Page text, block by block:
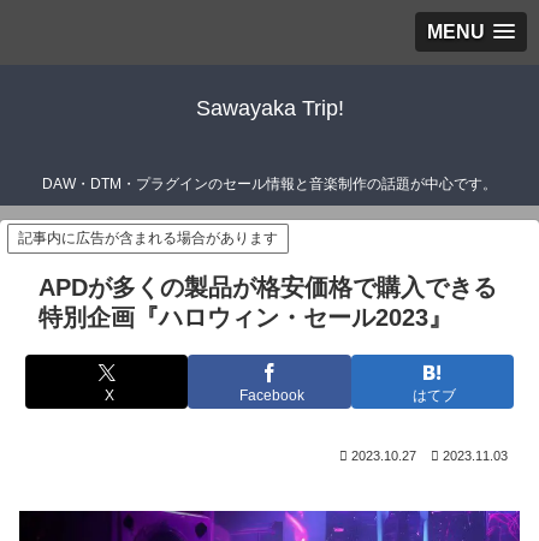
MENU
Sawayaka Trip!
DAW・DTM・プラグインのセール情報と音楽制作の話題が中心です。
記事内に広告が含まれる場合があります
APDが多くの製品が格安価格で購入できる
特別企画『ハロウィン・セール2023』
X Facebook はてブ
2023.10.27 2023.11.03